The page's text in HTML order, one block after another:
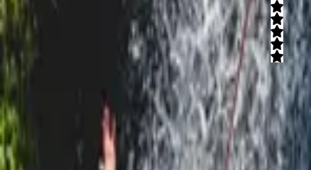
5
(
9חוות דעת)
סיור עם עששיות וסיפור מקומי מרתק! כאן תיהנו מתצפית קסומה לעמק
החולה, ביקור בתעלות הבונקר הסורי ומסיפור יוצא דופן של אחד
הגיבורים מקרב תל פאחר ממלחמת 6 הימים. מגוון אפשרויות לחבילות
מהנות לקבוצות!
קרא עוד